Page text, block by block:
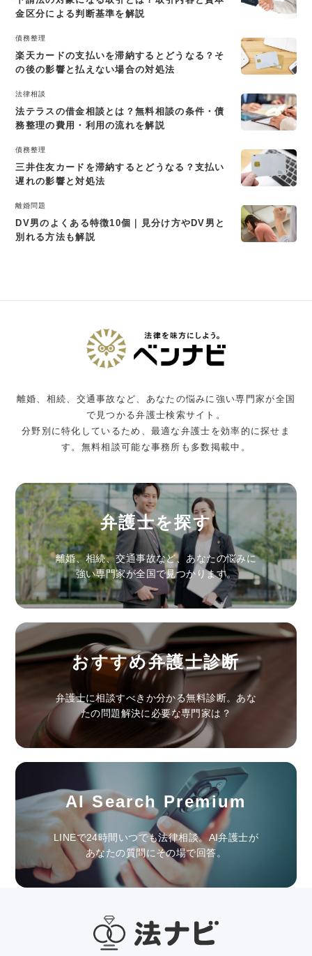
金区分による判断基準を解説
債務整理
楽天カードの支払いを滞納するとどうなる？そ
の後の影響と払えない場合の対処法
法律相談
法テラスの借金相談とは？無料相談の条件・債
務整理の費用・利用の流れを解説
債務整理
三井住友カードを滞納するとどうなる？支払い
遅れの影響と対処法
離婚問題
DV男のよくある特徴10個｜見分け方やDV男と
別れる方法も解説
離婚、相続、交通事故など、あなたの悩みに強い専門家が全国
で見つかる弁護士検索サイト。
分野別に特化しているため、最適な弁護士を効率的に探せま
す。無料相談可能な事務所も多数掲載中。
弁護士を探す
離婚、相続、交通事故など、あなたの悩みに
強い専門家が全国で見つかります。
おすすめ弁護士診断
弁護士に相談すべきか分かる無料診断。あな
たの問題解決に必要な専門家は？
AI Search Premium
LINEで24時間いつでも法律相談。AI弁護士が
あなたの質問にその場で回答。